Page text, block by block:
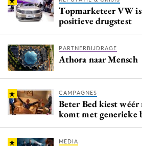
Topmarketeer VW
positieve drugstest
PARTNERBIJDRAGE
Athora naar Mensch
CAMPAGNES
Beter Bed kiest wéér
komt met generieke
MEDIA